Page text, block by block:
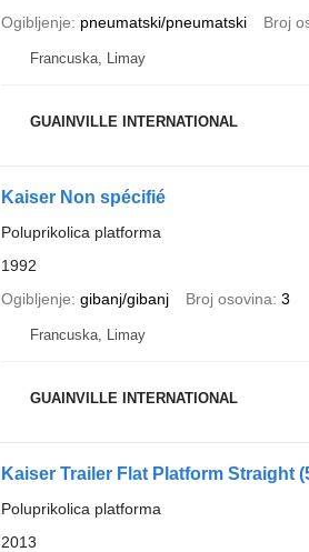
Ogibljenje
pneumatski/pneumatski Broj
Francuska, Limay
GUAINVILLE INTERNATIONAL
Kaiser Non spécifié
Poluprikolica platforma
1992
Ogibljenje gibanj/gibanj Broj osovina 3
Francuska, Limay
GUAINVILLE INTERNATIONAL
Kaiser Trailer Flat Platform Straight
Poluprikolica platforma
2013